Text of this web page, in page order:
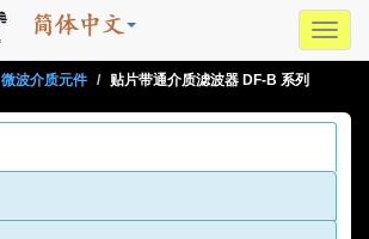
微波介质元件 贴片带通介质滤波器 DF-B 系列